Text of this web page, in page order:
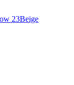
23Beige